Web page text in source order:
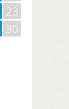
23
30